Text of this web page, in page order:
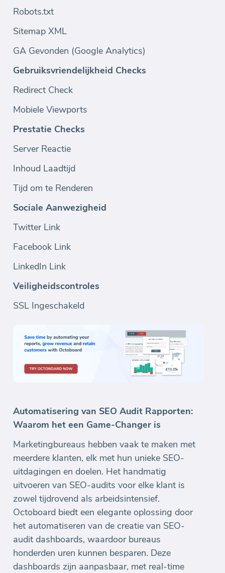
Robots.txt
Sitemap XML
GA Gevonden (Google Analytics)
Gebruiksvriendelijkheid Checks
Redirect Check
Mobiele Viewports
Prestatie Checks
Server Reactie
Inhoud Laadtijd
Tijd om te Renderen
Sociale Aanwezigheid
Twitter Link
Facebook Link
LinkedIn Link
Veiligheidscontroles
SSL Ingeschakeld
Automatisering van SEO Audit Rapporten:
Waarom het een Game-Changer is
Marketingbureaus hebben vaak te maken met
meerdere klanten, elk met hun unieke SEO-
uitdagingen en doelen. Het handmatig
uitvoeren van SEO-audits voor elke klant is
zowel tijdrovend als arbeidsintensief.
Octoboard biedt een elegante oplossing door
het automatiseren van de creatie van SEO-
audit dashboards, waardoor bureaus
honderden uren kunnen besparen. Deze
dashboards zijn aanpasbaar, met real-time